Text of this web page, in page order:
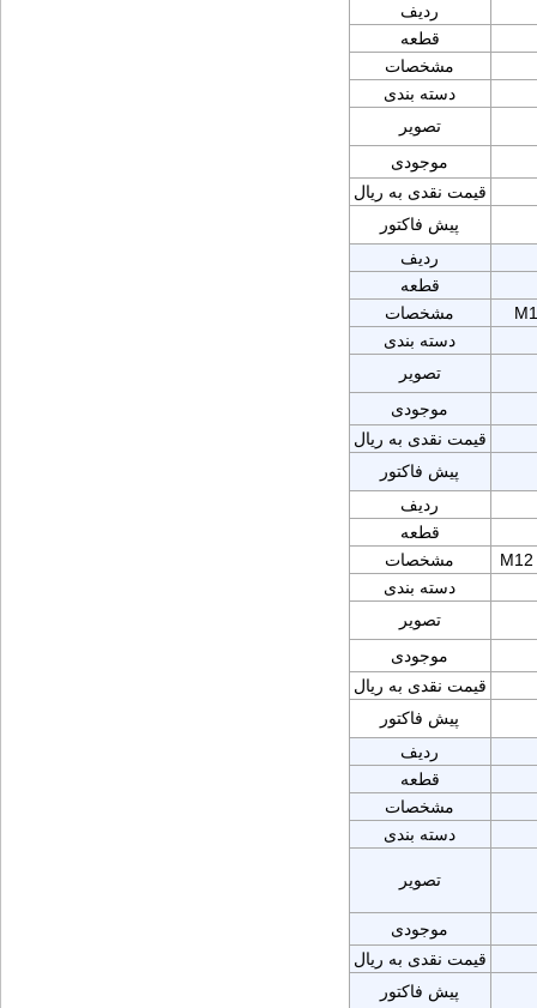
ردیف
قطعه
مشخصات
دسته بندی
تصویر
موجودی
قیمت نقدی به ریال
پیش فاکتور
ردیف
قطعه
مشخصات
دسته بندی
تصویر
موجودی
قیمت نقدی به ریال
پیش فاکتور
ردیف
قطعه
مشخصات
دسته بندی
تصویر
موجودی
قیمت نقدی به ریال
پیش فاکتور
ردیف
قطعه
مشخصات
دسته بندی
تصویر
موجودی
قیمت نقدی به ریال
پیش فاکتور